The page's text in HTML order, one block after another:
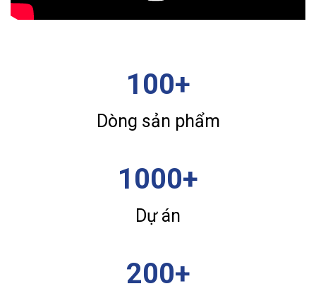
100+
Dòng sản phẩm
1000+
Dự án
200+